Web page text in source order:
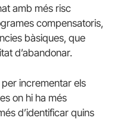
amb més risc
compensatoris,
bàsiques, que
d’abandonar.
incrementar els
on hi ha més
d’identificar quins